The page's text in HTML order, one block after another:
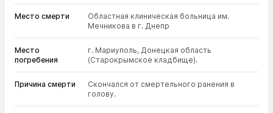
Место смерти
Областная клиническая больница им.
Мечникова в г. Днепр
Место
погребения
г. Мариуполь, Донецкая область
(Старокрымское кладбище).
Причина смерти
Скончался от смертельного ранения в
голову.